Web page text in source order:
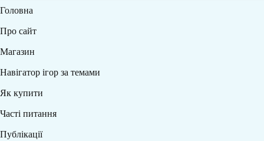
Головна
Про сайт
Магазин
Навігатор ігор за темами
Як купити
Часті питання
Публікації